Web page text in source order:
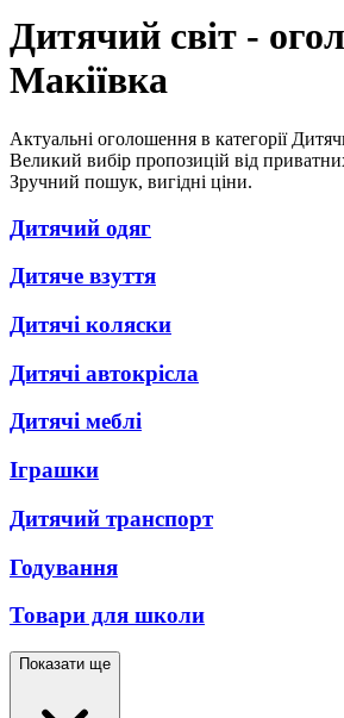
Дитячий світ -
Макіївка
Актуальні оголошення в категорії
Великий вибір пропозицій від
Зручний пошук, вигідні ціни.
Дитячий одяг
Дитяче взуття
Дитячі коляски
Дитячі автокрісла
Дитячі меблі
Іграшки
Дитячий транспорт
Годування
Товари для школи
Показати ще